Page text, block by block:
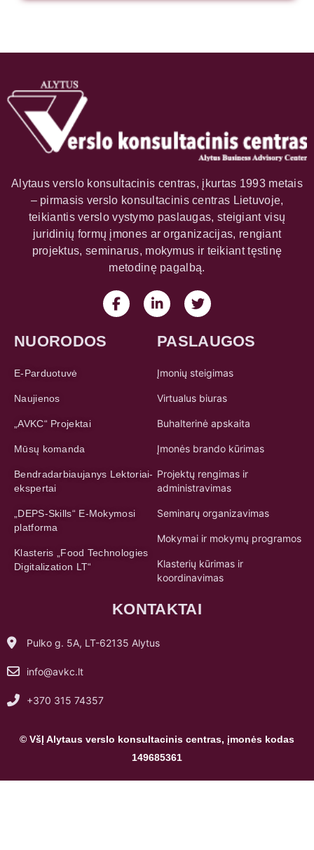
Alytaus verslo konsultacinis centras, įkurtas 1993 metais
– pirmasis verslo konsultacinis centras Lietuvoje,
teikiantis verslo vystymo paslaugas, steigiant visų
juridinių formų įmones ar organizacijas, rengiant
projektus, seminarus, mokymus ir teikiant tęstinę
metodinę pagalbą.
NUORODOS
E-Parduotuvė
Naujienos
„AVKC“ Projektai
Mūsų komanda
Bendradarbiaujanys Lektoriai-
ekspertai
„DEPS-Skills“ E-Mokymosi
platforma
Klasteris „Food Technologies
Digitalization LT“
PASLAUGOS
Įmonių steigimas
Virtualus biuras
Buhalterinė apskaita
Įmonės brando kūrimas
Projektų rengimas ir
administravimas
Seminarų organizavimas
Mokymai ir mokymų programos
Klasterių kūrimas ir
koordinavimas
KONTAKTAI
Pulko g. 5A, LT-62135 Alytus
info@avkc.lt
+370 315 74357
© VšĮ Alytaus verslo konsultacinis centras, įmonės kodas
149685361